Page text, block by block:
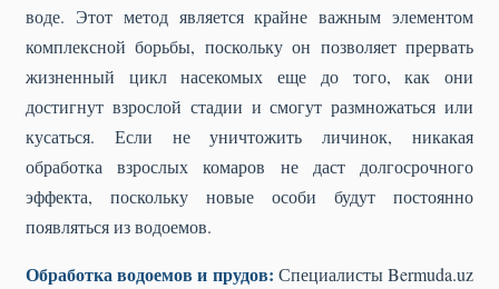
воде. Этот метод является крайне важным элементом
комплексной борьбы, поскольку он позволяет прервать
жизненный цикл насекомых еще до того, как они
достигнут взрослой стадии и смогут размножаться или
кусаться. Если не уничтожить личинок, никакая
обработка взрослых комаров не даст долгосрочного
эффекта, поскольку новые особи будут постоянно
появляться из водоемов.
Обработка водоемов и прудов: Специалисты Bermuda.uz